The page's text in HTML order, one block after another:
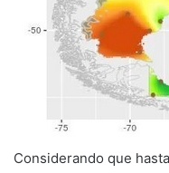
Considerando que